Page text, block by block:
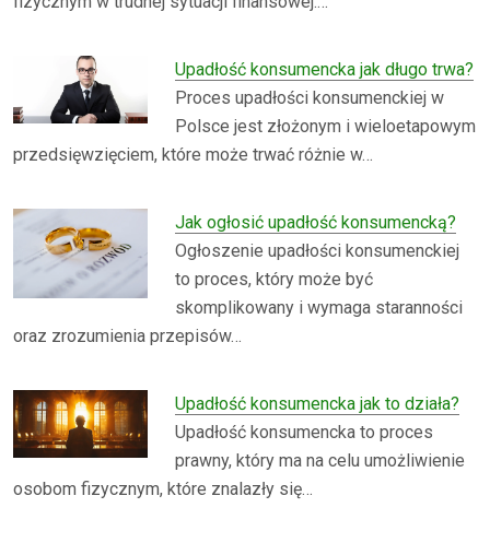
Upadłość konsumencka jak długo trwa?
Proces upadłości konsumenckiej w
Polsce jest złożonym i wieloetapowym
przedsięwzięciem, które może trwać różnie w…
Jak ogłosić upadłość konsumencką?
Ogłoszenie upadłości konsumenckiej
to proces, który może być
skomplikowany i wymaga staranności
oraz zrozumienia przepisów…
Upadłość konsumencka jak to działa?
Upadłość konsumencka to proces
prawny, który ma na celu umożliwienie
osobom fizycznym, które znalazły się…